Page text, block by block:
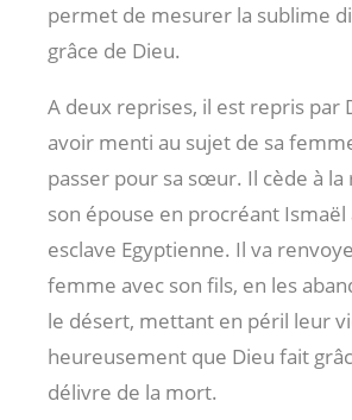
permet de mesurer la sublime
grâce de Dieu.
A deux reprises, il est repris par
avoir menti au sujet de sa
passer pour sa sœur. Il cède à
son épouse en procréant Ismaël
esclave Egyptienne. Il va
femme avec son fils, en les
le désert, mettant en péril leur
heureusement que Dieu fait
délivre de la mort.